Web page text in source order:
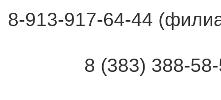
8-913-917-64-44
8 (383) 388-